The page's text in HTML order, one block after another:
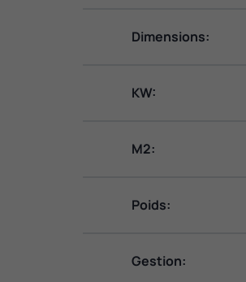
Dimensions:
KW:
M2:
Poids:
Gestion: